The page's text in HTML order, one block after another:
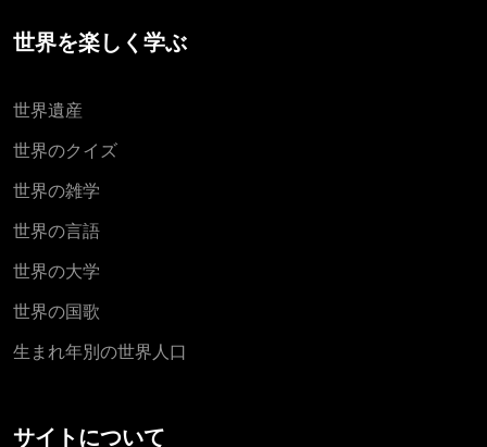
世界を楽しく学ぶ
世界遺産
世界のクイズ
世界の雑学
世界の言語
世界の大学
世界の国歌
生まれ年別の世界人口
サイトについて